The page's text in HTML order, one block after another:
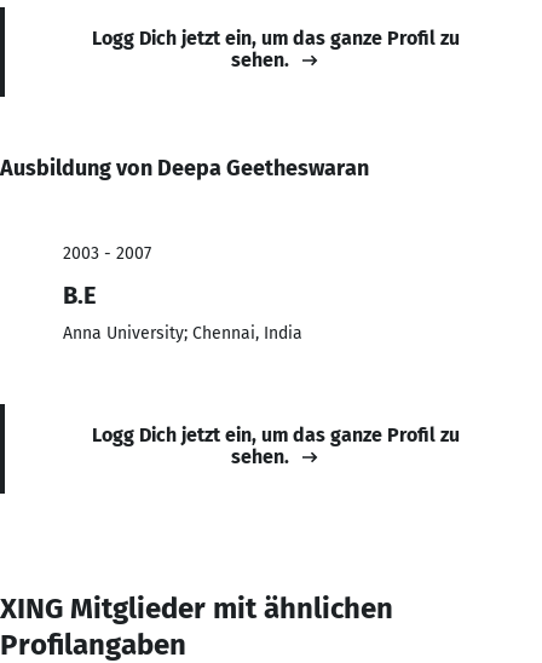
Logg Dich jetzt ein, um das ganze Profil zu
sehen.
Ausbildung von Deepa Geetheswaran
2003 - 2007
B.E
Anna University; Chennai, India
Logg Dich jetzt ein, um das ganze Profil zu
sehen.
XING Mitglieder mit ähnlichen
Profilangaben